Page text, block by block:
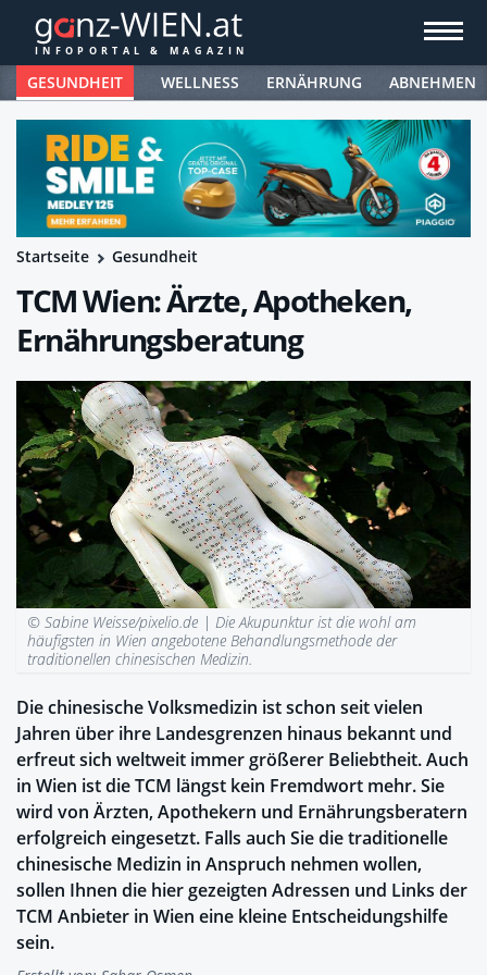
GESUNDHEIT WELLNESS ERNÄHRUNG ABNEHMEN
Startseite Gesundheit
TCM Wien: Ärzte, Apotheken,
Ernährungsberatung
© Sabine Weisse/pixelio.de | Die Akupunktur ist die wohl am
häufigsten in Wien angebotene Behandlungsmethode der
traditionellen chinesischen Medizin.
Die chinesische Volksmedizin ist schon seit vielen
Jahren über ihre Landesgrenzen hinaus bekannt und
erfreut sich weltweit immer größerer Beliebtheit. Auch
in Wien ist die TCM längst kein Fremdwort mehr. Sie
wird von Ärzten, Apothekern und Ernährungsberatern
erfolgreich eingesetzt. Falls auch Sie die traditionelle
chinesische Medizin in Anspruch nehmen wollen,
sollen Ihnen die hier gezeigten Adressen und Links der
TCM Anbieter in Wien eine kleine Entscheidungshilfe
sein.